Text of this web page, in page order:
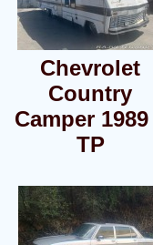
Chevrolet
Country
Camper
TP